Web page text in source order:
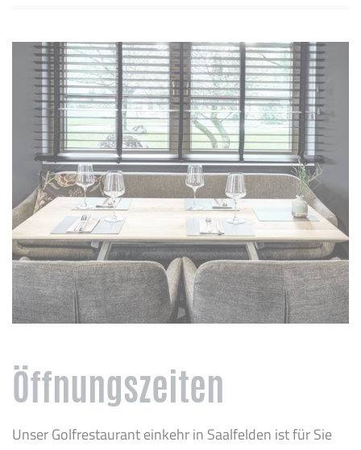
Öffnungszeiten
Unser Golfrestaurant einkehr in Saalfelden ist für Sie